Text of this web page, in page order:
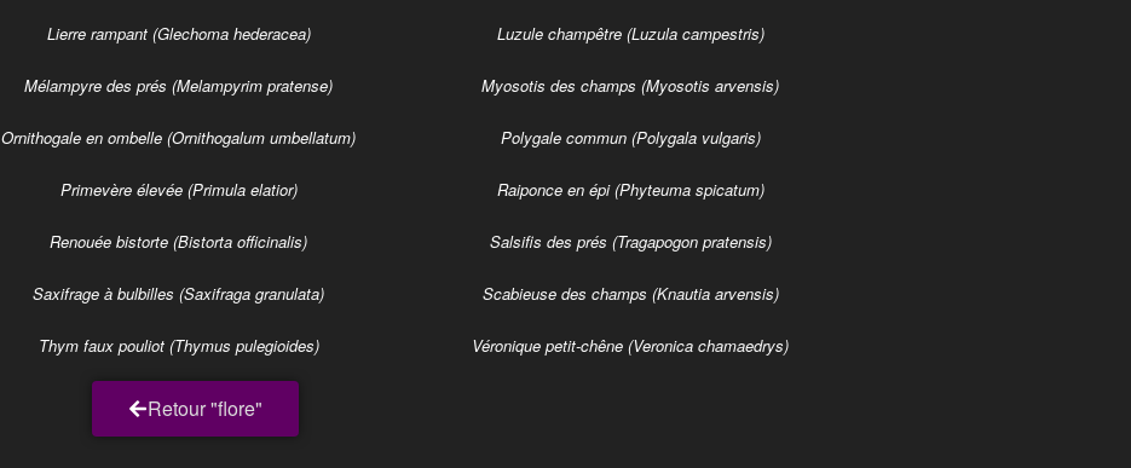
Lierre rampant (Glechoma hederacea) Luzule champêtre (Luzula campestris)
Mélampyre des prés (Melampyrim pratense) Myosotis des champs (Myosotis arvensis)
Ornithogale en ombelle (Ornithogalum umbellatum) Polygale commun (Polygala vulgaris)
Primevère élevée (Primula elatior) Raiponce en épi (Phyteuma spicatum)
Renouée bistorte (Bistorta officinalis) Salsifis des prés (Tragapogon pratensis)
Saxifrage à bulbilles (Saxifraga granulata) Scabieuse des champs (Knautia arvensis)
Thym faux pouliot (Thymus pulegioides) Véronique petit-chêne (Veronica chamaedrys)
Retour "flore"